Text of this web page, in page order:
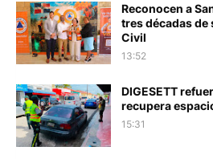
Reconocen a
tres décadas de
Civil
13:52
DIGESETT
recupera
15:31